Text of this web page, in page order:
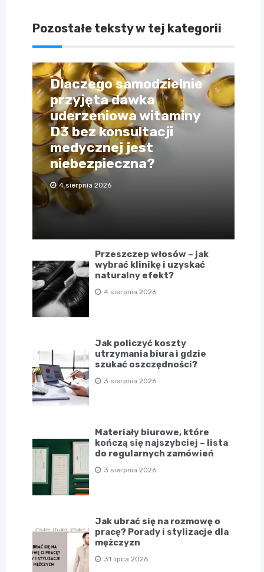
Pozostałe teksty w tej kategorii
Dlaczego samodzielnie
przyjęta dawka
uderzeniowa witaminy
D3 bez konsultacji
medycznej jest
niebezpieczna?
4 sierpnia 2026
Przeszczep włosów – jak
wybrać klinikę i uzyskać
naturalny efekt?
4 sierpnia 2026
Jak policzyć koszty
utrzymania biura i gdzie
szukać oszczędności?
3 sierpnia 2026
Materiały biurowe, które
kończą się najszybciej – lista
do regularnych zamówień
3 sierpnia 2026
Jak ubrać się na rozmowę o
pracę? Porady i stylizacje dla
mężczyzn
31 lipca 2026